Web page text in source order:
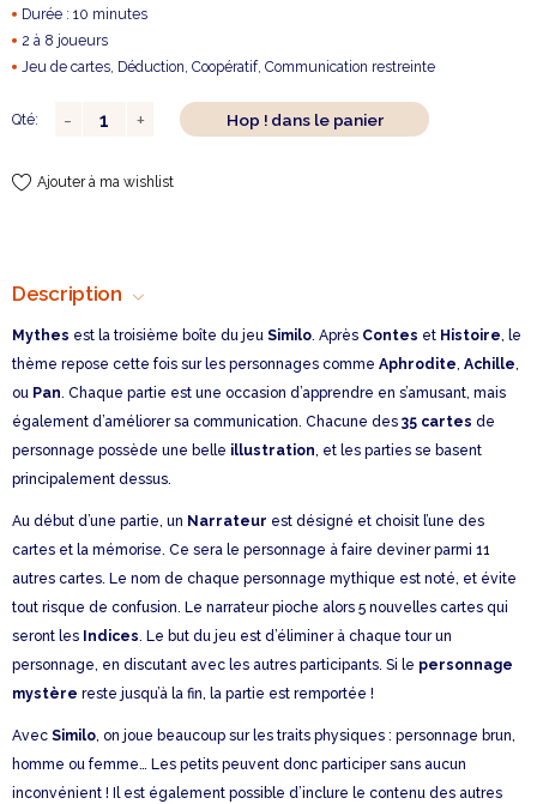
Durée : 10 minutes
2 à 8 joueurs
Jeu de cartes, Déduction, Coopératif, Communication restreinte
Qté: Hop ! dans le panier
Ajouter à ma wishlist
Description
Mythes est la troisième boîte du jeu Similo. Après Contes et Histoire, le
thème repose cette fois sur les personnages comme Aphrodite, Achille,
ou Pan. Chaque partie est une occasion d’apprendre en s’amusant, mais
également d’améliorer sa communication. Chacune des 35 cartes de
personnage possède une belle illustration, et les parties se basent
principalement dessus.
Au début d’une partie, un Narrateur est désigné et choisit l’une des
cartes et la mémorise. Ce sera le personnage à faire deviner parmi 11
autres cartes. Le nom de chaque personnage mythique est noté, et évite
tout risque de confusion. Le narrateur pioche alors 5 nouvelles cartes qui
seront les Indices. Le but du jeu est d’éliminer à chaque tour un
personnage, en discutant avec les autres participants. Si le personnage
mystère reste jusqu’à la fin, la partie est remportée !
Avec Similo, on joue beaucoup sur les traits physiques : personnage brun,
homme ou femme… Les petits peuvent donc participer sans aucun
inconvénient ! Il est également possible d’inclure le contenu des autres